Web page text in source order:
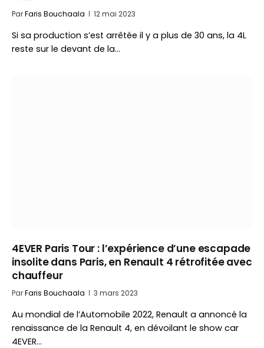
ParFaris Bouchaala 12 mai 2023
Si sa production s’est arrêtée il y a plus de 30 ans, la 4L
reste sur le devant de la…
4EVER Paris Tour : l’expérience d’une escapade
insolite dans Paris, en Renault 4 rétrofitée avec
chauffeur
ParFaris Bouchaala 3 mars 2023
Au mondial de l’Automobile 2022, Renault a annoncé la
renaissance de la Renault 4, en dévoilant le show car
4EVER…